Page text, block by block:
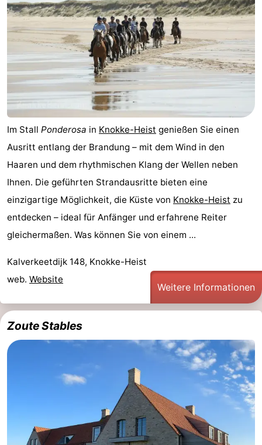
Schwimmbader
-
Reiten
-
Golfplatze
-
Surfen
-
Sportangeln
Haifischzähne
Seehunden
und
trinken
Veranstaltungen
Praktisch
Route
-
Parken
Reisebuchshop
Walcheren
Im Stall Ponderosa in Knokke-Heist genießen Sie einen
Ausritt entlang der Brandung – mit dem Wind in den
Haaren und dem rhythmischen Klang der Wellen neben
Ihnen. Die geführten Strandausritte bieten eine
einzigartige Möglichkeit, die Küste von Knokke-Heist zu
entdecken – ideal für Anfänger und erfahrene Reiter
gleichermaßen. Was können Sie von einem ...
Kalverkeetdijk 148, Knokke-Heist
web. Website
Weitere Informationen
Zoute Stables